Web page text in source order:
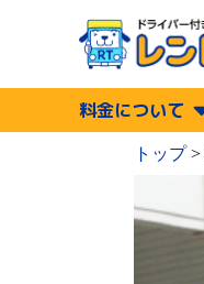
料金について
トップ>